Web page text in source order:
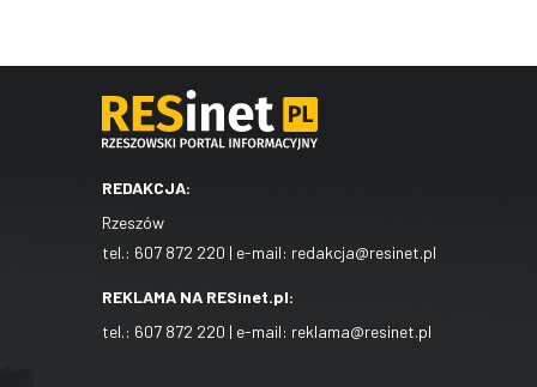
REDAKCJA:
Rzeszów
tel.: 607 872 220 | e-mail: redakcja@resinet.pl
REKLAMA NA RESinet.pl:
tel.: 607 872 220 | e-mail: reklama@resinet.pl